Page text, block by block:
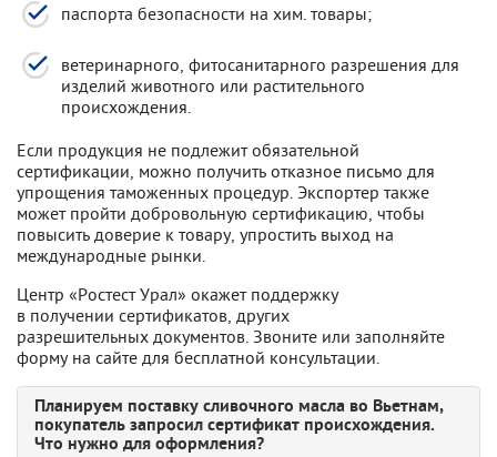
паспорта безопасности на хим. товары;
ветеринарного, фитосанитарного разрешения для
изделий животного или растительного
происхождения.
Если продукция не подлежит обязательной
сертификации, можно получить отказное письмо для
упрощения таможенных процедур. Экспортер также
может пройти добровольную сертификацию, чтобы
повысить доверие к товару, упростить выход на
международные рынки.
Центр «Ростест Урал» окажет поддержку
в получении сертификатов, других
разрешительных документов. Звоните или заполняйте
форму на сайте для бесплатной консультации.
Планируем поставку сливочного масла во Вьетнам,
покупатель запросил сертификат происхождения.
Что нужно для оформления?